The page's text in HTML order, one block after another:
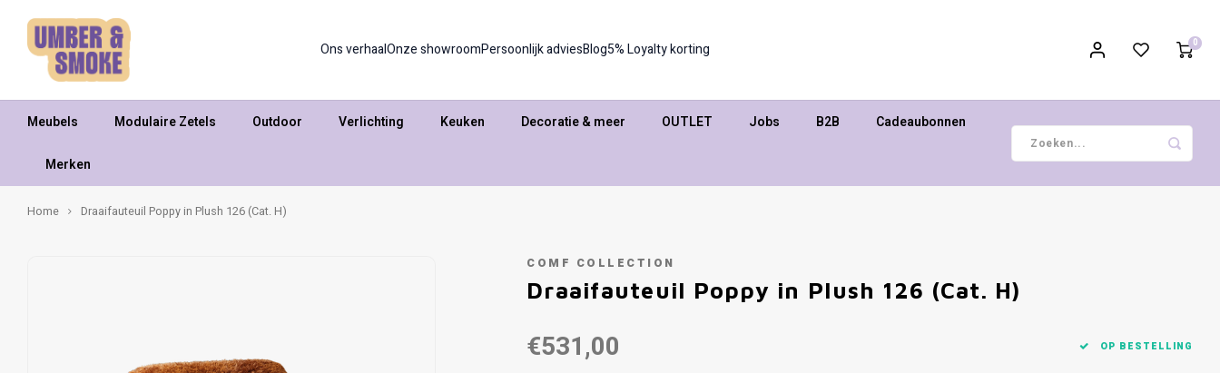
Ons verhaalOnze showroomPersoonlijk adviesBlog5% Loyalty korting 0
Meubels Modulaire Zetels Outdoor Verlichting Keuken Decoratie & meer OUTLET Jobs B2B Cadeaubonnen
Merken
Home Draaifauteuil Poppy in Plush 126 (Cat. H)
COMF COLLECTION
Draaifauteuil Poppy in Plush 126 (Cat. H)
€531,00 OP BESTELLING